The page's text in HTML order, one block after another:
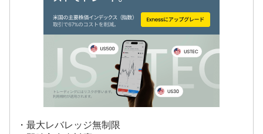
・最大レバレッジ無制限